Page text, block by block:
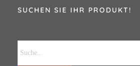
SUCHEN SIE IHR PRODUKT!